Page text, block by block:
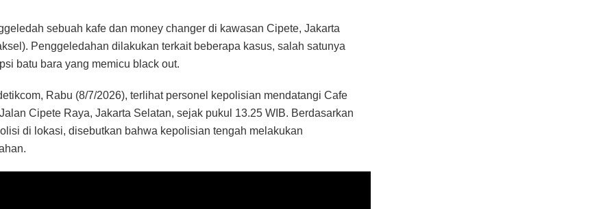
sebuah kafe dan money changer di kawasan Cipete, Jakarta
Penggeledahan dilakukan terkait beberapa kasus, salah satunya
batu bara yang memicu black out.
Rabu (8/7/2026), terlihat personel kepolisian mendatangi Cafe
Cipete Raya, Jakarta Selatan, sejak pukul 13.25 WIB. Berdasarkan
di lokasi, disebutkan bahwa kepolisian tengah melakukan